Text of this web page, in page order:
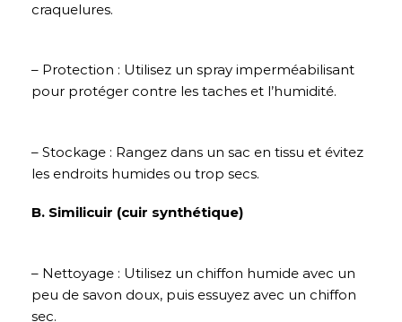
craquelures.
– Protection : Utilisez un spray imperméabilisant
pour protéger contre les taches et l’humidité.
– Stockage : Rangez dans un sac en tissu et évitez
les endroits humides ou trop secs.
B. Similicuir (cuir synthétique)
– Nettoyage : Utilisez un chiffon humide avec un
peu de savon doux, puis essuyez avec un chiffon
sec.